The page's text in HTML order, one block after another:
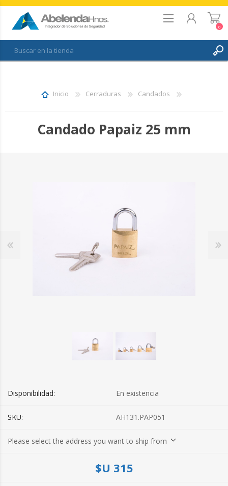
FAVORITOS
0
Inicio Cerraduras Candados
Candado Papaiz 25 mm
Disponibilidad: En existencia
SKU: AH131.PAP051
Please select the address you want to ship from
$U 315